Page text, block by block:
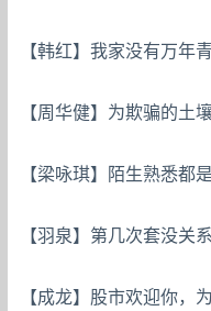
【韩红】我家没有万年
【周华健】为欺骗的土
【梁咏琪】陌生熟悉都
【羽泉】第几次套没关
【成龙】股市欢迎你，